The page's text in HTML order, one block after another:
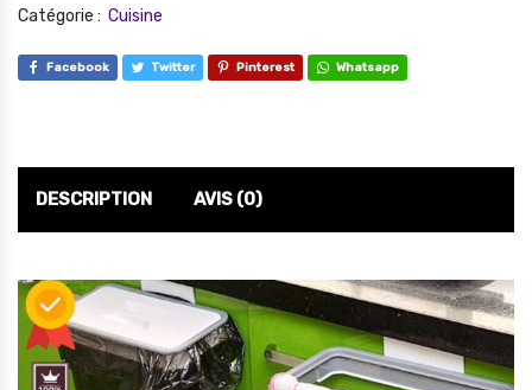
Catégorie : Cuisine
Facebook Twitter Pinterest Whatsapp
DESCRIPTION AVIS (0)